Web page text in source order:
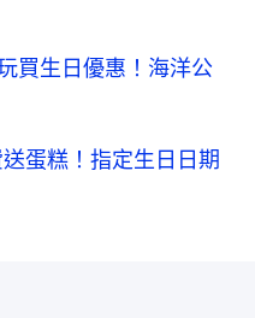
買生日優惠！海洋公
蛋糕！指定生日日期